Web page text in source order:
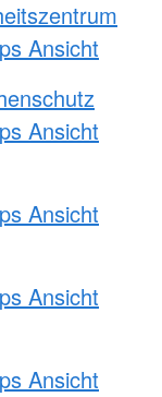
Ansicht
Ansicht
Ansicht
Ansicht
Ansicht